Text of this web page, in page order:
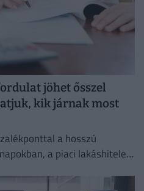
jöhet ősszel
kik járnak most
a hosszú
a piaci lakáshitelek